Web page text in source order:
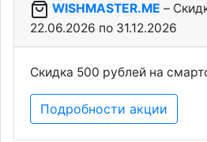
WISHMASTER.ME –
22.06.2026 по 31.12.2026
Скидка 500 рублей на
Подробности акции